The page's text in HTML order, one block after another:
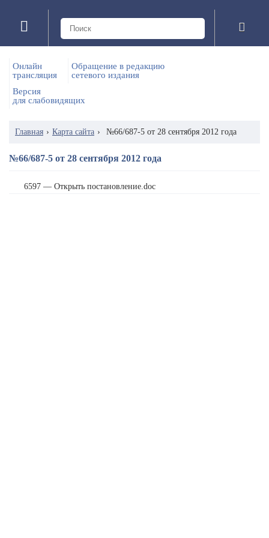
Онлайн
трансляция
Обращение в редакцию
сетевого издания
Версия
для слабовидящих
Главная › Карта сайта › №66/687-5 от 28 сентября 2012 года
№66/687-5 от 28 сентября 2012 года
6597 — Открыть постановление.doc